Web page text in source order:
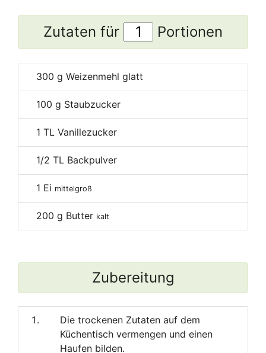
Zutaten für Portionen
300 g Weizenmehl glatt
100 g Staubzucker
1 TL Vanillezucker
1/2 TL Backpulver
1 Ei mittelgroß
200 g Butter kalt
Zubereitung
Die trockenen Zutaten auf dem
Küchentisch vermengen und einen
Haufen bilden.